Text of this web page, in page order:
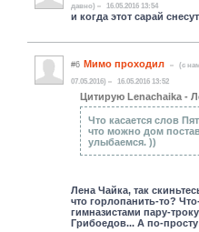
давно)
16.05.2016 13:54
и когда этот сарай
#6 Мимо проходил
(c
07.05.2016)
16.05.2016 13:52
Цитирую Lenachaika -
Что касается слов
что можно дом
улыбаемся. ))
Лена Чайка, так
что горлопанить-то?
гимназистами пару-
Грибоедов... А по-